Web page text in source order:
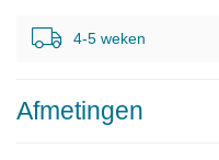
4-5 weken
Afmetingen